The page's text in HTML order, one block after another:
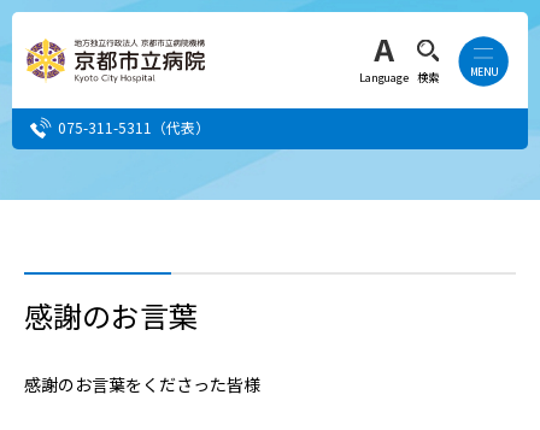
Language 検索
075-311-5311 （代表）
感謝のお言葉
感謝のお言葉をくださった皆様